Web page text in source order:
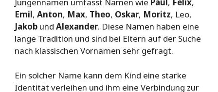
Emil, Anton, Max, Theo, Oskar, Moritz, Leo,
Jakob und Alexander. Diese Namen haben eine
lange Tradition und sind bei Eltern auf der Suche
nach klassischen Vornamen sehr gefragt.
Ein solcher Name kann dem Kind eine starke
Identität verleihen und ihm eine Verbindung zur